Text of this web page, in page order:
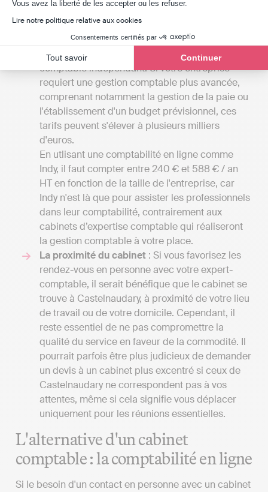
Vous avez la liberté de les accepter ou les refuser.
Lire notre politique relative aux cookies
Consentements certifiés par
Tout savoir Continuer
Les tarifs : Les tarifs associés aux services des
cabinets d'experts-comptables d'Aude peuvent
débuter à partir de 1000 à 2000 euros par an
pour des petites missions confiées à un
comptable indépendant. Si votre entreprise
requiert une gestion comptable plus avancée,
comprenant notamment la gestion de la paie ou
l'établissement d'un budget prévisionnel, ces
tarifs peuvent s'élever à plusieurs milliers
d'euros.
En utlisant une comptabilité en ligne comme
Indy, il faut compter entre 240 € et 588 € / an
HT en fonction de la taille de l'entreprise, car
Indy n'est là que pour assister les professionnels
dans leur comptabilité, contrairement aux
cabinets d’expertise comptable qui réaliseront
la gestion comptable à votre place.
La proximité du cabinet : Si vous favorisez les
rendez-vous en personne avec votre expert-
comptable, il serait bénéfique que le cabinet se
trouve à Castelnaudary, à proximité de votre lieu
de travail ou de votre domicile. Cependant, il
reste essentiel de ne pas compromettre la
qualité du service en faveur de la commodité. Il
pourrait parfois être plus judicieux de demander
un devis à un cabinet plus excentré si ceux de
Castelnaudary ne correspondent pas à vos
attentes, même si cela signifie vous déplacer
uniquement pour les réunions essentielles.
L'alternative d'un cabinet
comptable : la comptabilité en ligne
Si le besoin d'un contact en personne avec un cabinet